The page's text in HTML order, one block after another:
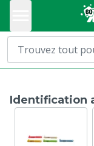
Identification